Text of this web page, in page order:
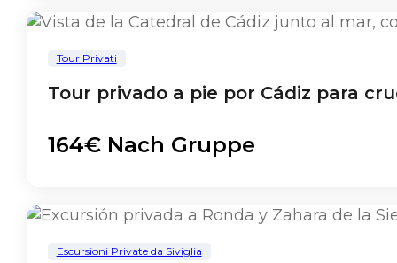
Tour Privati
Tour privado a pie por Cádiz para
164€ Nach Gruppe
Escursioni Private da Siviglia